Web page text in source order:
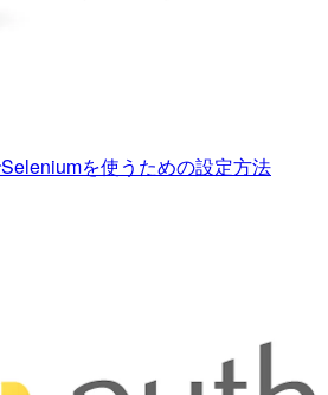
を使うための設定方法